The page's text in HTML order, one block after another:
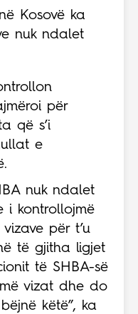
Kosovë ka
nuk ndalet
për
që s’i
e
nuk ndalet
i kontrollojmë
për t’u
të gjitha ligjet
të SHBA-së
vizat dhe do
këtë”, ka